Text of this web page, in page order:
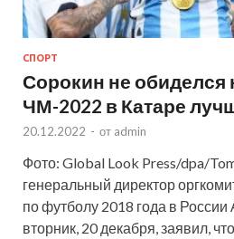
СПОРТ
Сорокин не обиделся
ЧМ-2022 в Катаре
20.12.2022 - от admin
Фото: Global Look Press/dpa/
генеральный директор
по футболу 2018 года в
вторник, 20 декабря, заявил,